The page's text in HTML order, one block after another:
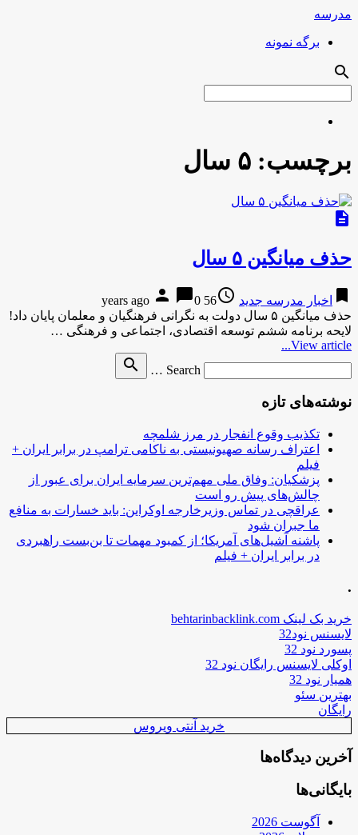
مدرسه
برگه نمونه
search
برچسب: ۵ سال
description
حذف میانگین ۵ سال
bookmark اخبار مدرسه جدید access_time
56 years ago
person chat_bubble0
حذف میانگین ۵ سال دولت به نگرانی فرهنگیان و معلمان پایان داد!
لایحه برنامه ششم توسعه اقتصادی، اجتماعی و فرهنگی …
View article...
Search …
search
نوشته‌های تازه
تکذیب وقوع انفجار در مرز شلمچه
اعتراف رسانه صهیونیستی به ناکامی ترامپ در برابر ایران +
فیلم
پزشکیان: وفاق ملی مهم‌ترین سرمایه ایران برای عبور از
چالش‌های پیش رو است
عراقچی در تماس وزیرخارجه اوکراین: باید خسارات به منافع
ما جبران شود
پاشنه آشیل‌های آمریکا؛ از کمبود مهمات تا بن‌بست راهبردی
در برابر ایران + فیلم
.
خرید بک لینک behtarinbacklink.com
لایسنس نود32
پسورد نود 32
اوکلی لایسنس رایگان نود 32
همیار نود 32
بهترین سئو
رایگان
خرید آنتی ویروس
آخرین دیدگاه‌ها
بایگانی‌ها
آگوست 2026